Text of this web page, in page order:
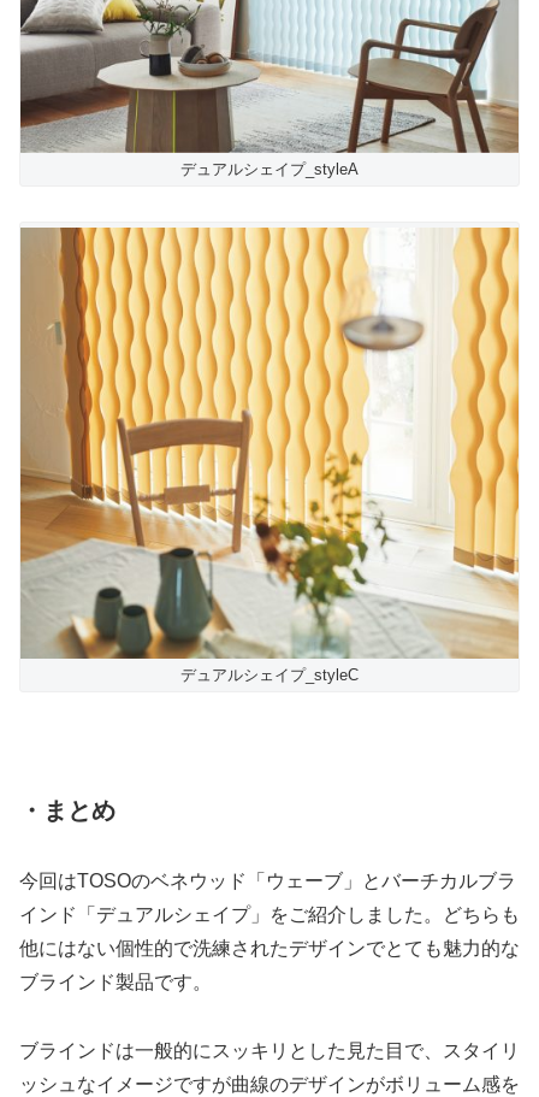
デュアルシェイプ_styleA
デュアルシェイプ_styleC
・まとめ
今回はTOSOのベネウッド「ウェーブ」とバーチカルブラ
インド「デュアルシェイプ」をご紹介しました。どちらも
他にはない個性的で洗練されたデザインでとても魅力的な
ブラインド製品です。
ブラインドは一般的にスッキリとした見た目で、スタイリ
ッシュなイメージですが曲線のデザインがボリューム感を